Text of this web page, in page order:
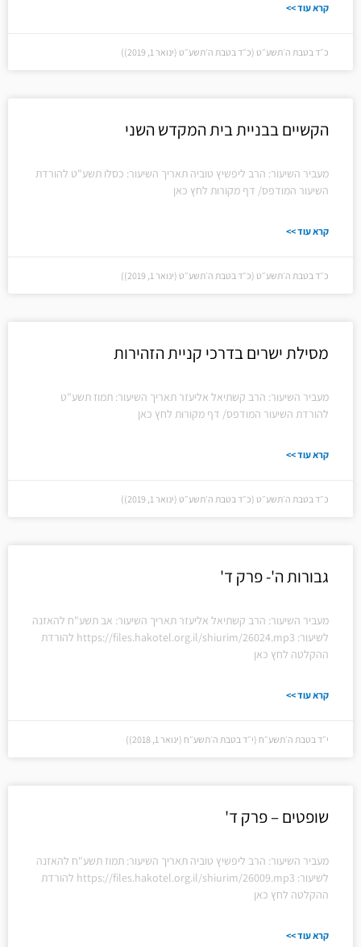
קרא עוד >>
כ״ד בטבת ה׳תשע״ט (כ״ד בטבת ה׳תשע״ט (ינואר 1, 2019))
הקשיים בבניית בית המקדש השני
מעביר השיעור: הרב ליפשיץ טוביה תאריך השיעור: כסלו תשע"ט להורדת
השיעור המודפס/ דף מקורות לחץ כאן
קרא עוד >>
כ״ד בטבת ה׳תשע״ט (כ״ד בטבת ה׳תשע״ט (ינואר 1, 2019))
מסילת ישרים בדרכי קניית הזהירות
מעביר השיעור: הרב קשתיאל אליעזר תאריך השיעור: תמוז תשע"ט
להורדת השיעור המודפס/ דף מקורות לחץ כאן
קרא עוד >>
כ״ד בטבת ה׳תשע״ט (כ״ד בטבת ה׳תשע״ט (ינואר 1, 2019))
גבורות ה'- פרק ד'
מעביר השיעור: הרב קשתיאל אליעזר תאריך השיעור: אב תשע"ח להאזנה
לשיעור: https://files.hakotel.org.il/shiurim/26024.mp3 להורדת
ההקלטה לחץ כאן
קרא עוד >>
י״ד בטבת ה׳תשע״ח (י״ד בטבת ה׳תשע״ח (ינואר 1, 2018))
שופטים – פרק ד'
מעביר השיעור: הרב ליפשיץ טוביה תאריך השיעור: תמוז תשע"ח להאזנה
לשיעור: https://files.hakotel.org.il/shiurim/26009.mp3 להורדת
ההקלטה לחץ כאן
קרא עוד >>